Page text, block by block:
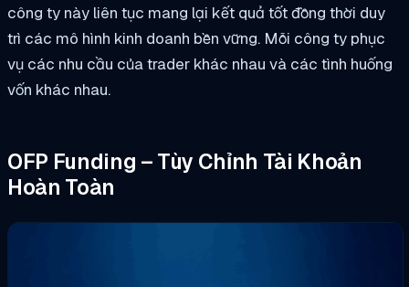
công ty này liên tục mang lại kết quả tốt đồng thời duy
trì các mô hình kinh doanh bền vững. Mỗi công ty phục
vụ các nhu cầu của trader khác nhau và các tình huống
vốn khác nhau.
OFP Funding – Tùy Chỉnh Tài Khoản
Hoàn Toàn